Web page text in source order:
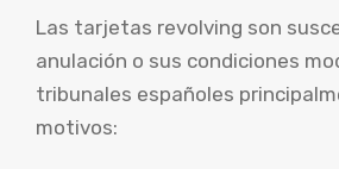
Las tarjetas revolving son
anulación o sus condiciones
tribunales españoles
motivos: